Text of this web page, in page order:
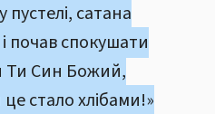
сатана
почав спокушати
Ти Син Божий,
стало хлібами!»